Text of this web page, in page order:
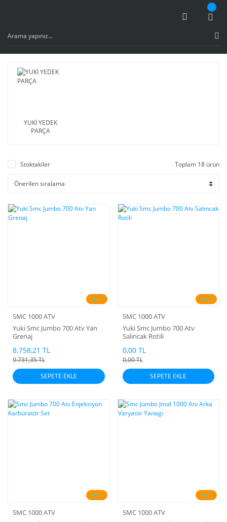
YUKİ YEDEK
PARÇA
Stoktakiler Toplam 18 ürün
%10
SMC 1000 ATV
Yuki Smc Jumbo 700 Atv Yan
Grenaj
8.758,21 TL
9.731,35 TL
SEPETE EKLE
%10
SMC 1000 ATV
Yuki Smc Jumbo 700 Atv
Salıncak Rotili
0,00 TL
0,00 TL
SEPETE EKLE
%10
SMC 1000 ATV
%10
SMC 1000 ATV